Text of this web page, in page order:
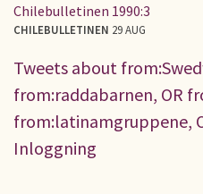
Chilebulletinen 1990:3
CHILEBULLETINEN 29 AUG
Tweets about
from:raddabarnen, OR
from:latinamgruppene,
Inloggning